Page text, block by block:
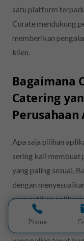
Phone
satu platform
Curate mendukung
memberikan
klien.
Bagaimana
Catering
Perusahaan
Apa saja pilihan
sering kali membuat
yang paling sesuai.
dengan
memastikan aplikasi
Berikut panduan